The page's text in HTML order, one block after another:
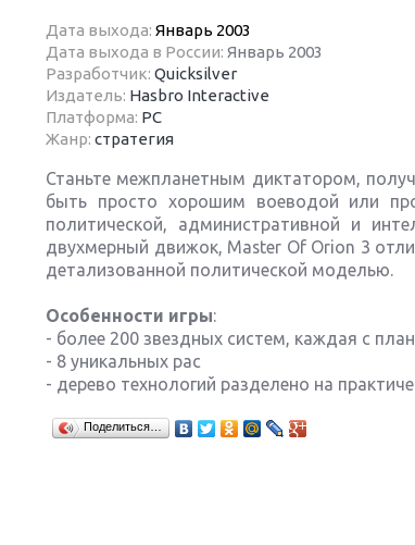
Дата выхода: Январь 2003
Дата выхода в России: Январь 2003
Разработчик: Quicksilver
Издатель: Hasbro Interactive
Платформа: PC
Жанр: стратегия
Станьте межпланетным диктатором,
быть просто хорошим воеводой или
политической, административной и
двухмерный движок, Master Of Orion 3
детализованной политической моделью.
Особенности игры:
- более 200 звездных систем, каждая с
- 8 уникальных рас
- дерево технологий разделено на
Поделиться…
Next